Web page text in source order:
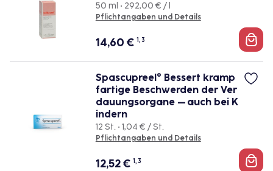
50 ml • 292,00 € / l
Pflichtangaben und Details
14,60 € 1, 3
Spascupreel® Bessert kramp
fartige Beschwerden der Ver
dauungsorgane – auch bei K
indern
12 St. • 1,04 € / St.
Pflichtangaben und Details
12,52€ 1, 3